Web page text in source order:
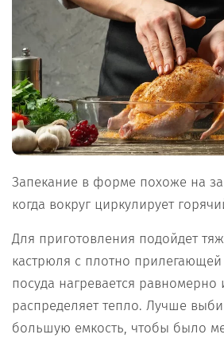
Запекание в форме похоже на
когда вокруг циркулирует
Для приготовления подойдет
кастрюля с плотно
посуда нагревается равномерно
распределяет тепло. Лучше
большую емкость, чтобы было